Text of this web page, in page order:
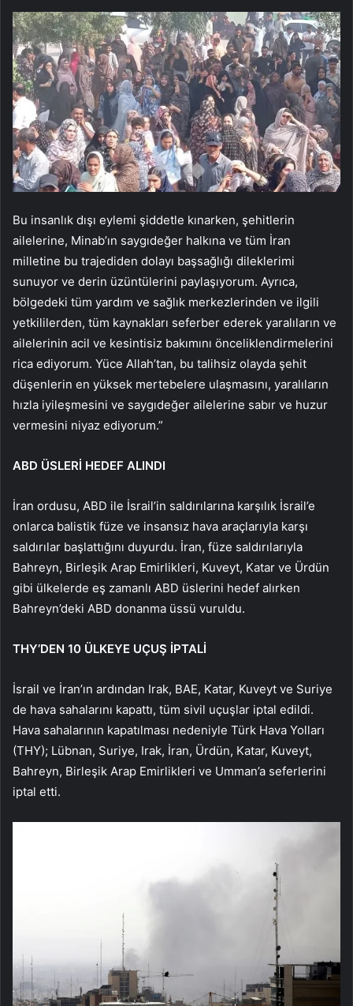
Bu insanlık dışı eylemi şiddetle kınarken, şehitlerin
ailelerine, Minab’ın saygıdeğer halkına ve tüm İran
milletine bu trajediden dolayı başsağlığı dileklerimi
sunuyor ve derin üzüntülerini paylaşıyorum. Ayrıca,
bölgedeki tüm yardım ve sağlık merkezlerinden ve ilgili
yetkililerden, tüm kaynakları seferber ederek yaralıların ve
ailelerinin acil ve kesintisiz bakımını önceliklendirmelerini
rica ediyorum. Yüce Allah’tan, bu talihsiz olayda şehit
düşenlerin en yüksek mertebelere ulaşmasını, yaralıların
hızla iyileşmesini ve saygıdeğer ailelerine sabır ve huzur
vermesini niyaz ediyorum.”
ABD ÜSLERİ HEDEF ALINDI
İran ordusu, ABD ile İsrail’in saldırılarına karşılık İsrail’e
onlarca balistik füze ve insansız hava araçlarıyla karşı
saldırılar başlattığını duyurdu. İran, füze saldırılarıyla
Bahreyn, Birleşik Arap Emirlikleri, Kuveyt, Katar ve Ürdün
gibi ülkelerde eş zamanlı ABD üslerini hedef alırken
Bahreyn’deki ABD donanma üssü vuruldu.
THY’DEN 10 ÜLKEYE UÇUŞ İPTALİ
İsrail ve İran’ın ardından Irak, BAE, Katar, Kuveyt ve Suriye
de hava sahalarını kapattı, tüm sivil uçuşlar iptal edildi.
Hava sahalarının kapatılması nedeniyle Türk Hava Yolları
(THY); Lübnan, Suriye, Irak, İran, Ürdün, Katar, Kuveyt,
Bahreyn, Birleşik Arap Emirlikleri ve Umman’a seferlerini
iptal etti.